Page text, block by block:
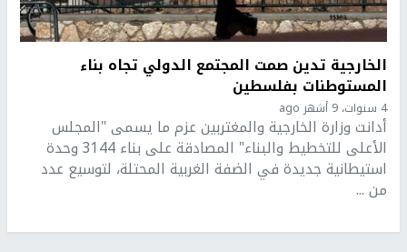
الخارجية تدين صمت المجتمع الدولي تجاه بناء
المستوطنات بفلسطين
4 سنوات، 9 أشهر ago
أدانت وزارة الخارجية والمغتربين عزم ما يسمى "المجلس
الأعلى للتخطيط والبناء" المصادقة على بناء 3144 وحدة
استيطانية جديدة في الضفة الغربية المحتلة، لتوسيع عدد
من ...